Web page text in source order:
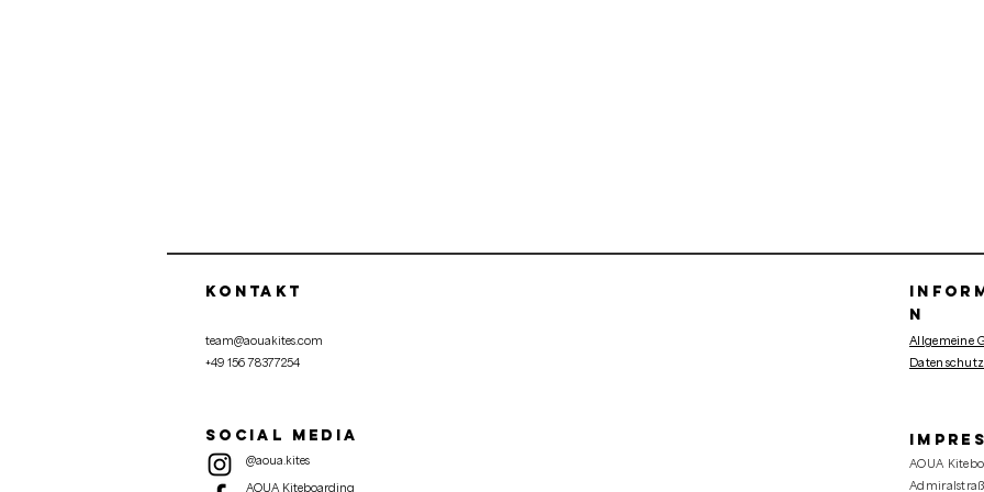
KOntakt
team@aouakites.com
+49 156 78377254
Social media
@aoua.kites​
AOUA Kiteboarding ​
n
Allgemeine
AOUA